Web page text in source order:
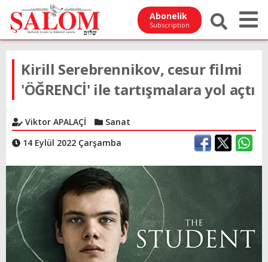
Abonelik
Subscription
Kirill Serebrennikov, cesur filmi
'ÖĞRENCİ' ile tartışmalara yol açtı
Viktor APALAÇİ
Sanat
14 Eylül 2022 Çarşamba